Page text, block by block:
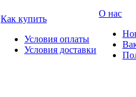
Как купить
Условия оплаты
Условия доставки
О нас